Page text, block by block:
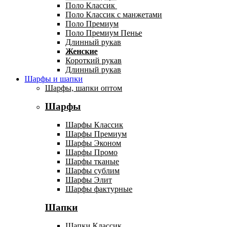
Поло Классик
Поло Классик с манжетами
Поло Премиум
Поло Премиум Пенье
Длинный рукав
Женские
Короткий рукав
Длинный рукав
Шарфы и шапки
Шарфы, шапки оптом
Шарфы
Шарфы Классик
Шарфы Премиум
Шарфы Эконом
Шарфы Промо
Шарфы тканые
Шарфы сублим
Шарфы Элит
Шарфы фактурные
Шапки